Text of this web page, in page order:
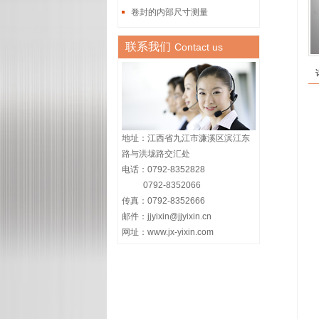
卷封的内部尺寸测量
联系我们 Contact us
地址：江西省九江市濂溪区滨江东
路与洪垅路交汇处
电话：0792-8352828
0792-8352066
传真：0792-8352666
邮件：jjyixin@jjyixin.cn
网址：www.jx-yixin.com